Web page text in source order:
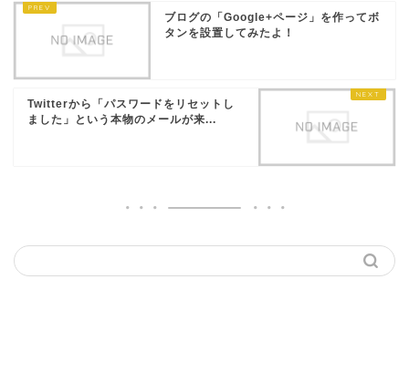
ブログの「Google+ページ」を作ってボ
タンを設置してみたよ！
Twitterから「パスワードをリセットし
ました」という本物のメールが来...